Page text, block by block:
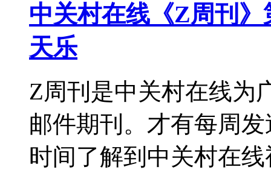
中关村在线《Z周刊》
天乐
Z周刊是中关村在线为
邮件期刊。才有每周
时间了解到中关村在